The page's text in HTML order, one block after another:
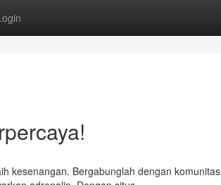
kesenangan. Bergabunglah dengan komunitas